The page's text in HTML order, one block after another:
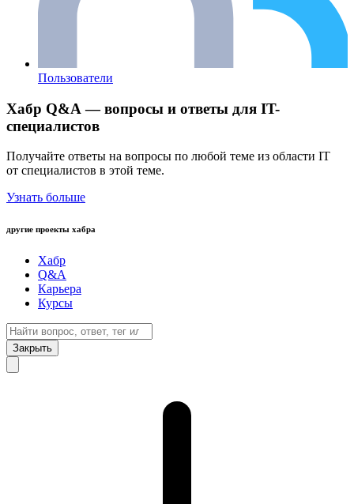
Пользователи
Хабр Q&A — вопросы и ответы для IT-
специалистов
Получайте ответы на вопросы по любой теме из области IT
от специалистов в этой теме.
Узнать больше
другие проекты хабра
Хабр
Q&A
Карьера
Курсы
Закрыть